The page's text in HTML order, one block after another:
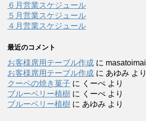
６月営業スケジュール
５月営業スケジュール
４月営業スケジュール
最近のコメント
お客様席用テーブル作成 に masatoimai
お客様席用テーブル作成 に あゆみ より
クーペの焼き菓子 に くーぺ より
ブルーベリー植樹 に くーぺ より
ブルーベリー植樹 に あゆみ より